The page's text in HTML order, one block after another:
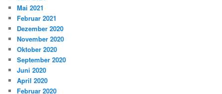
Mai 2021
Februar 2021
Dezember 2020
November 2020
Oktober 2020
September 2020
Juni 2020
April 2020
Februar 2020